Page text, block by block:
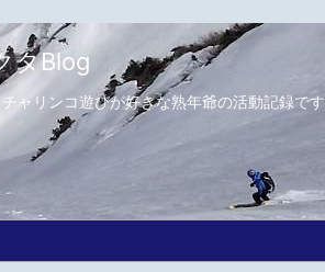
タBlog
ャリンコ遊びが好きな熟年爺の活動記録です